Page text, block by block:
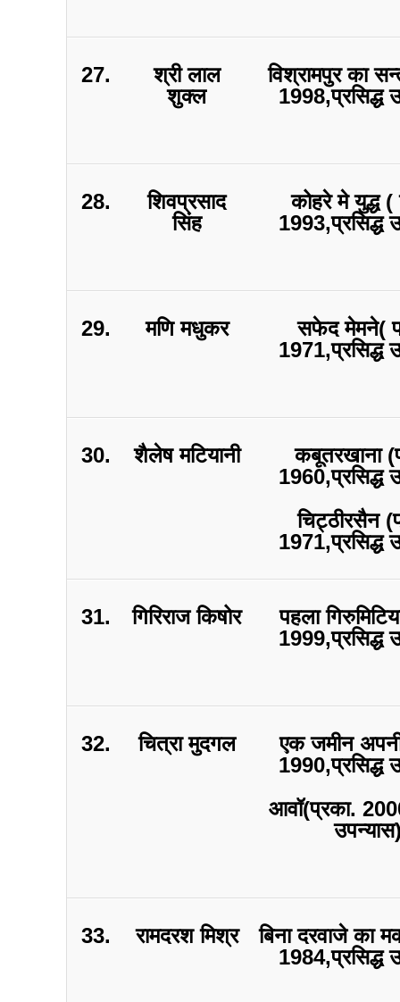
27.
श्री लाल
शुक्ल
विश्रामपुर का
1998,प्रसिद्ध
28.
शिवप्रसाद
सिंह
कोहरे मे युद्ध (
1993,प्रसिद्ध
29. मणि मधुकर
सफेद मेमने(
1971,प्रसिद्ध
30. शैलेष मटियानी
कबूतरखाना
1960,प्रसिद्ध
चिट्ठीरसैन
1971,प्रसिद्ध
31. गिरिराज किषोर
पहला
1999,प्रसिद्ध
32. चित्रा मुदगल
एक जमीन
1990,प्रसिद्ध
आवॉ(प्रका.
33. रामदरश मिश्र
बिना दरवाजे का
1984,प्रसिद्ध